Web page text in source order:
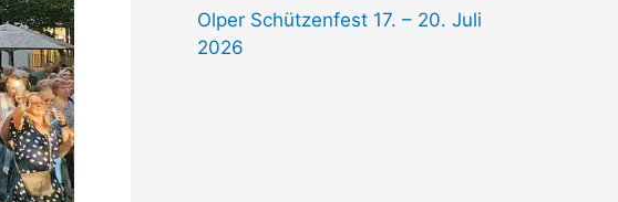
Olper Schützenfest 17. – 20. Juli
2026